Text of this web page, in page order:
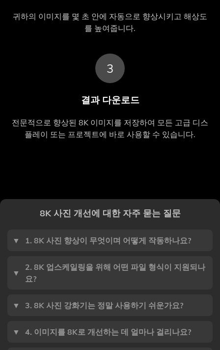
귀하의 이미지를 몇 초 안에 자동으로 향상시키고 해상도
를 높여줍니다.
3
결과 다운로드
전문적으로 향상된 8K 이미지를 저장하여 모든 고급 디스
플레이 또는 프로젝트에 바로 사용할 수 있습니다.
8K 사진 개선에 대한 자주 묻는 질문
▼ 1. 8K 사진 향상이 무엇이며 어떻게 작동하나요?
▼
2. 8K 업스케일링을 위해 어떤 파일 형식이 지원되나
요?
▼ 3. 8K 사진 강화기는 정말 사용하기 쉬운가요?
▼ 4. 이미지를 8K로 개선하는 데 얼마나 걸리나요?